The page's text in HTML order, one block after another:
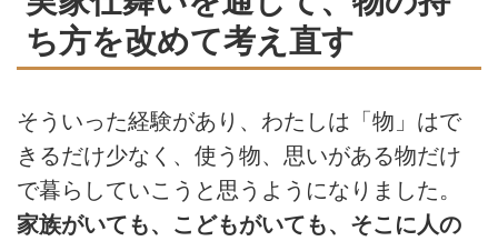
ち方を改めて考え直す
そういった経験があり、わたしは「物」はで
きるだけ少なく、使う物、思いがある物だけ
で暮らしていこうと思うようになりました。
家族がいても、こどもがいても、そこに人の